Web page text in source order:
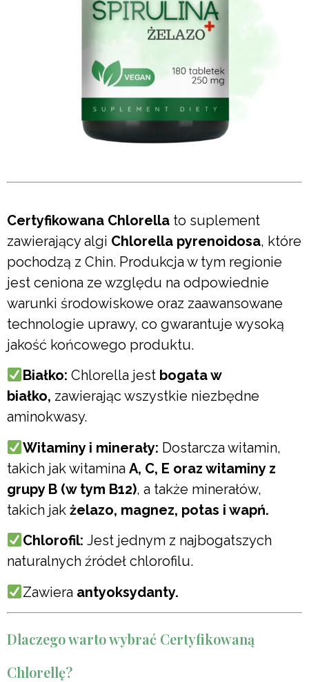
Certyfikowana Chlorella to suplement
zawierający algi Chlorella pyrenoidosa, które
pochodzą z Chin. Produkcja w tym regionie
jest ceniona ze względu na odpowiednie
warunki środowiskowe oraz zaawansowane
technologie uprawy, co gwarantuje wysoką
jakość końcowego produktu.
Białko: Chlorella jest bogata w
białko, zawierając wszystkie niezbędne
aminokwasy.
Witaminy i minerały: Dostarcza witamin,
takich jak witamina A, C, E oraz witaminy z
grupy B (w tym B12), a także minerałów,
takich jak żelazo, magnez, potas i wapń.
Chlorofil: Jest jednym z najbogatszych
naturalnych źródeł chlorofilu.
Zawieraantyoksydanty.
Dlaczego warto wybrać Certyfikowaną
Chlorellę?